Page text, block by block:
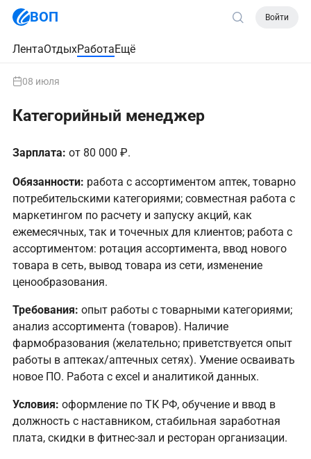
ВОП Войти
ЛентаОтдыхРаботаЕщё
08 июля
Категорийный менеджер
Зарплата: от 80 000 ₽.
Обязанности: работа с ассортиментом аптек, товарно
потребительскими категориями; совместная работа с
маркетингом по расчету и запуску акций, как
ежемесячных, так и точечных для клиентов; работа с
ассортиментом: ротация ассортимента, ввод нового
товара в сеть, вывод товара из сети, изменение
ценообразования.
Требования: опыт работы с товарными категориями;
анализ ассортимента (товаров). Наличие
фармобразования (желательно; приветствуется опыт
работы в аптеках/аптечных сетях). Умение осваивать
новое ПО. Работа с excel и аналитикой данных.
Условия: оформление по ТК РФ, обучение и ввод в
должность с наставником, стабильная заработная
плата, скидки в фитнес-зал и ресторан организации.